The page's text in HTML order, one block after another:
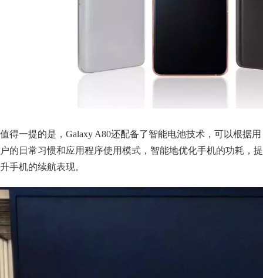
值得一提的是，Galaxy A80还配备了智能电池技术，可以根据用
户的日常习惯和应用程序使用模式，智能地优化手机的功耗，提
升手机的续航表现。